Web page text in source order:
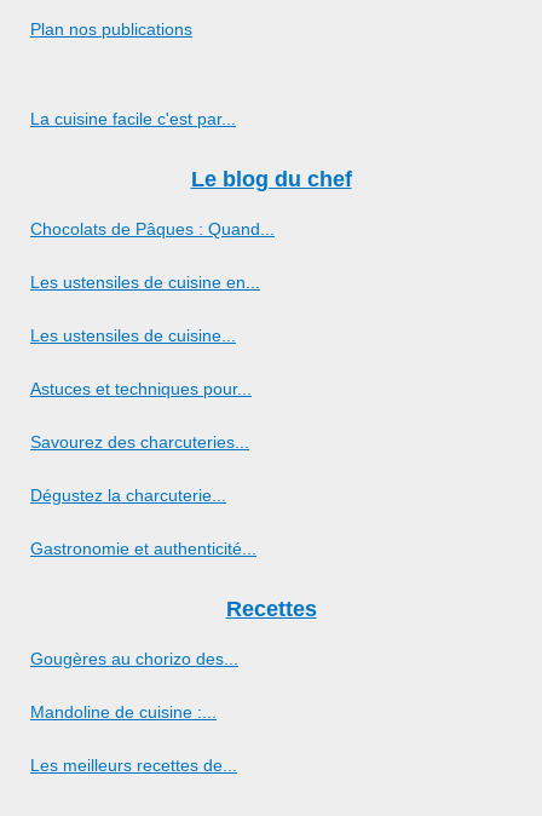
Plan nos publications
La cuisine facile c'est par...
Le blog du chef
Chocolats de Pâques : Quand...
Les ustensiles de cuisine en...
Les ustensiles de cuisine...
Astuces et techniques pour...
Savourez des charcuteries...
Dégustez la charcuterie...
Gastronomie et authenticité...
Recettes
Gougères au chorizo des...
Mandoline de cuisine :...
Les meilleurs recettes de...